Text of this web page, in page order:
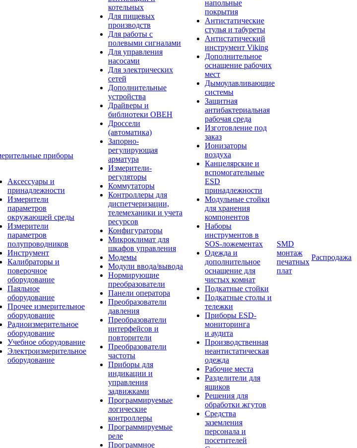
приборы
Аксессуары и
принадлежности
Измерители
параметров
окружающей среды
Измерители
параметров
полупроводников
Инструмент
Калибраторы и
поверочное
оборудование
Паяльное
оборудование
Прочее измерительное
оборудование
Радиоизмерительное
оборудование
Учебное оборудование
Электроизмерительное
оборудование
котельных
Для пищевых
производств
Для работы с
полевыми сигналами
Для управления
насосами
Для электрических
сетей
Дополнительные
устройства
Драйверы и
библиотеки ОВЕН
Дроссели
(автоматика)
Запорно-
регулирующая
арматура
Измерители-
регуляторы
Коммутаторы
Контроллеры для
диспетчеризации,
телемеханики и учета
ресурсов
Конфигураторы
Микроклимат для
шкафов управления
Модемы
Модули ввода/вывода
Нормирующие
преобразователи
Панели оператора
Преобразователи
давления
Преобразователи
интерфейсов и
повторители
Преобразователи
частоты
Приборы для
индикации и
управления
задвижками
Программируемые
логические
контроллеры
Программируемые
реле
Программное
напольные
покрытия
Антистатические
стулья и табуреты
Антистатический
инструмент Viking
Дополнительное
оснащение рабочих
мест
Дымоулавливающие
системы
Защитная
антибактериальная
рабочая среда
Изготовление под
заказ
Ионизаторы
воздуха
Канцелярские и
вспомогательные
ESD
принадлежности
Модульные стойки
для хранения
компонентов
Наборы
инструментов в
SOS-ложементах
Одежда и
дополнительное
оснащение для
чистых комнат
Подкатные стойки
Подкатные столы и
тележки
Приборы ESD-
мониторинга
и аудита
Производственная
неантистатическая
одежда
Рабочие места
Разделители для
ящиков
Решения для
обработки жгутов
Средства
заземления
персонала и
посетителей
SMD
монтаж
печатных
плат
Распродажа